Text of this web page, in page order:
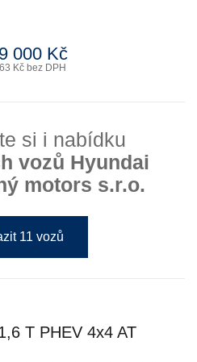
000 Kč
Kč bez DPH
si i nabídku
vozů Hyundai
motors s.r.o.
11 vozů
T PHEV 4x4 AT